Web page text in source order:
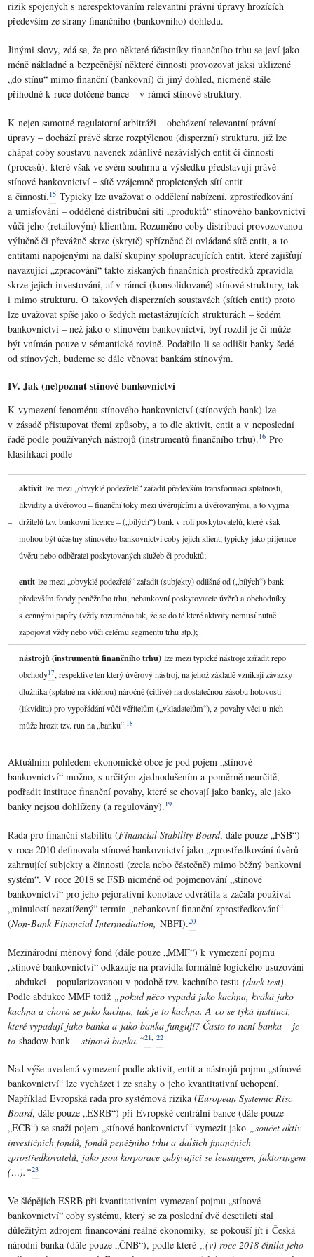
rizik spojených s nerespektováním relevantní právní úpravy hrozících
především ze strany finančního (bankovního) dohledu.
Jinými slovy, zdá se, že pro některé účastníky finančního trhu se jeví jako
méně nákladné a bezpečnější některé činnosti provozovat jaksi uklizené
„do stínu“ mimo finanční (bankovní) či jiný dohled, nicméně stále
příhodně k ruce dotčené bance – v rámci stínové struktury.
K nejen samotné regulatorní arbitráži – obcházení relevantní právní
úpravy – dochází právě skrze rozptýlenou (disperzní) strukturu, již lze
chápat coby soustavu navenek zdánlivě nezávislých entit či činností
(procesů), které však ve svém souhrnu a výsledku představují právě
stínové bankovnictví – sítě vzájemně propletených sítí entit
a činností.15 Typicky lze uvažovat o oddělení nabízení, zprostředkování
a umísťování – oddělené distribuční síti „produktů“ stínového bankovnictví
vůči jeho (retailovým) klientům. Rozuměno coby distribuci provozovanou
výlučně či převážně skrze (skrytě) spřízněné či ovládané sítě entit, a to
entitami napojenými na další skupiny spolupracujících entit, které zajišťují
navazující „zpracování“ takto získaných finančních prostředků zpravidla
skrze jejich investování, ať v rámci (konsolidované) stínové struktury, tak
i mimo strukturu. O takových disperzních soustavách (sítích entit) proto
lze uvažovat spíše jako o šedých metastázujících strukturách – šedém
bankovnictví – než jako o stínovém bankovnictví, byť rozdíl je či může
být vnímán pouze v sémantické rovině. Podařilo-li se odlišit banky šedé
od stínových, budeme se dále věnovat bankám stínovým.
IV. Jak (ne)poznat stínové bankovnictví
K vymezení fenoménu stínového bankovnictví (stínových bank) lze
v zásadě přistupovat třemi způsoby, a to dle aktivit, entit a v neposlední
řadě podle používaných nástrojů (instrumentů finančního trhu).16 Pro
klasifikaci podle
–
aktivit lze mezi „obvyklé podezřelé“ zařadit především transformaci splatnosti,
likvidity a úvěrovou – finanční toky mezi úvěrujícími a úvěrovanými, a to vyjma
držitelů tzv. bankovní licence – („bílých“) bank v roli poskytovatelů, které však
mohou být účastny stínového bankovnictví coby jejich klient, typicky jako příjemce
úvěru nebo odběratel poskytovaných služeb či produktů;
–
entit lze mezi „obvyklé podezřelé“ zařadit (subjekty) odlišné od („bílých“) bank –
především fondy peněžního trhu, nebankovní poskytovatele úvěrů a obchodníky
s cennými papíry (vždy rozuměno tak, že se do té které aktivity nemusí nutně
zapojovat vždy nebo vůči celému segmentu trhu atp.);
–
nástrojů (instrumentů finančního trhu) lze mezi typické nástroje zařadit repo
obchody17, respektive ten který úvěrový nástroj, na jehož základě vznikají závazky
dlužníka (splatné na viděnou) náročné (citlivé) na dostatečnou zásobu hotovosti
(likviditu) pro vypořádání vůči věřitelům („vkladatelům“), z povahy věci u nich
může hrozit tzv. run na „banku“.18
Aktuálním pohledem ekonomické obce je pod pojem „stínové
bankovnictví“ možno, s určitým zjednodušením a poměrně neurčitě,
podřadit instituce finanční povahy, které se chovají jako banky, ale jako
banky nejsou dohlíženy (a regulovány).19
Rada pro finanční stabilitu (Financial Stability Board, dále pouze „FSB“)
v roce 2010 definovala stínové bankovnictví jako „zprostředkování úvěrů
zahrnující subjekty a činnosti (zcela nebo částečně) mimo běžný bankovní
systém“. V roce 2018 se FSB nicméně od pojmenování „stínové
bankovnictví“ pro jeho pejorativní konotace odvrátila a začala používat
„minulostí nezatížený“ termín „nebankovní finanční zprostředkování“
(Non-Bank Financial Intermediation,NBFI).20
Mezinárodní měnový fond (dále pouze „MMF“) k vymezení pojmu
„stínové bankovnictví“ odkazuje na pravidla formálně logického usuzování
– abdukci – popularizovanou v podobě tzv. kachního testu(duck test).
Podle abdukce MMF totiž
„pokud něco vypadá jako kachna, kváká jako
kachna a chová se jako kachna, tak je to kachna. A co se týká institucí,
které vypadají jako banka a jako banka fungují? Často to není banka – je
toshadow bank – stínová banka.“21,22
Nad výše uvedená vymezení podle aktivit, entit a nástrojů pojmu „stínové
bankovnictví“ lze vycházet i ze snahy o jeho kvantitativní uchopení.
Například Evropská rada pro systémová rizika (European Systemic Risc
Board, dále pouze „ESRB“) při Evropské centrální bance (dále pouze
„ECB“) se snaží pojem „stínové bankovnictví“ vymezit jako „součet aktiv
investičních fondů, fondů peněžního trhu a dalších finančních
zprostředkovatelů, jako jsou korporace zabývající se leasingem, faktoringem
(…).“23
Ve šlépějích ESRB při kvantitativním vymezení pojmu „stínové
bankovnictví“ coby systému, který se za poslední dvě desetiletí stal
důležitým zdrojem financování reálné ekonomiky, se pokouší jít i Česká
národní banka (dále pouze „ČNB“), podle které „(v) roce 2018 činila jeho